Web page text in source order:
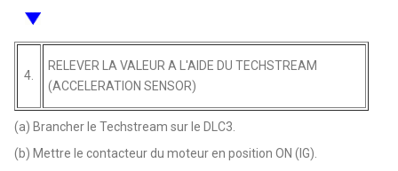
4.
RELEVER LA VALEUR A L'AIDE DU TECHSTREAM
(ACCELERATION SENSOR)
(a) Brancher le Techstream sur le DLC3.
(b) Mettre le contacteur du moteur en position ON (IG).